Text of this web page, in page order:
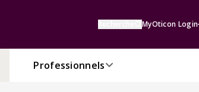
MyOticon Login
Professionnels